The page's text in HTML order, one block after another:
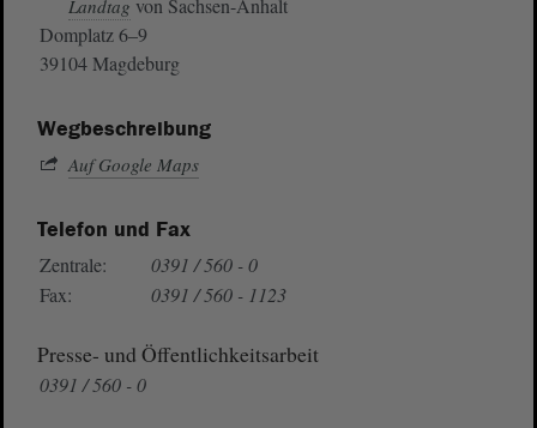
Landtag von Sachsen-Anhalt
Domplatz 6–9
39104 Magdeburg
Wegbeschreibung
Auf Google Maps
Telefon und Fax
Zentrale:
0391 / 560 - 0
Fax:
0391 / 560 - 1123
Presse- und Öffentlichkeitsarbeit
0391 / 560 - 0